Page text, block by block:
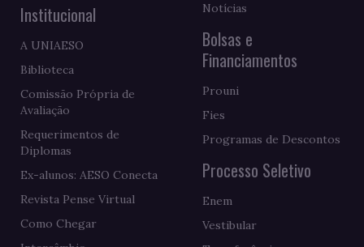
Institucional
A UNIAESO
Biblioteca
Comissão Própria de
Avaliação
Requerimentos de
Diplomas
Ex-alunos: AESO Conecta
Revista Pense Virtual
Como Chegar
Notícias
Bolsas e
Financiamentos
Prouni
Fies
Programas de Descontos
Processo Seletivo
Enem
Vestibular